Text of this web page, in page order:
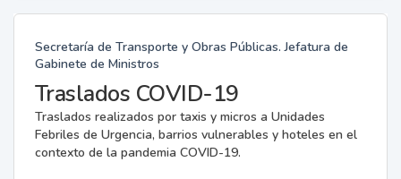
Secretaría de Transporte y Obras Públicas. Jefatura de
Gabinete de Ministros
Traslados COVID-19
Traslados realizados por taxis y micros a Unidades
Febriles de Urgencia, barrios vulnerables y hoteles en el
contexto de la pandemia COVID-19.